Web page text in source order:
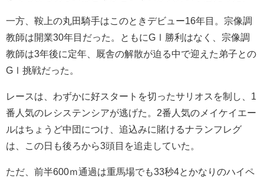
一方、鞍上の丸田騎手はこのときデビュー16年目。宗像調
教師は開業30年目だった。ともにGⅠ勝利はなく、宗像調
教師は3年後に定年、厩舎の解散が迫る中で迎えた弟子との
GⅠ挑戦だった。
レースは、わずかに好スタートを切ったサリオスを制し、1
番人気のレシステンシアが逃げた。2番人気のメイケイエー
ルはちょうど中団につけ、追込みに賭けるナランフレグ
は、この日も後ろから3頭目を追走していた。
ただ、前半600ｍ通過は重馬場でも33秒4とかなりのハイペ